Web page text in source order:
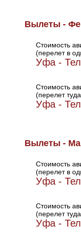
Вылеты -
Стоимость
(перелет в
Уфа -
Стоимость
(перелет
Уфа -
Вылеты -
Стоимость
(перелет в
Уфа -
Стоимость
(перелет
Уфа -